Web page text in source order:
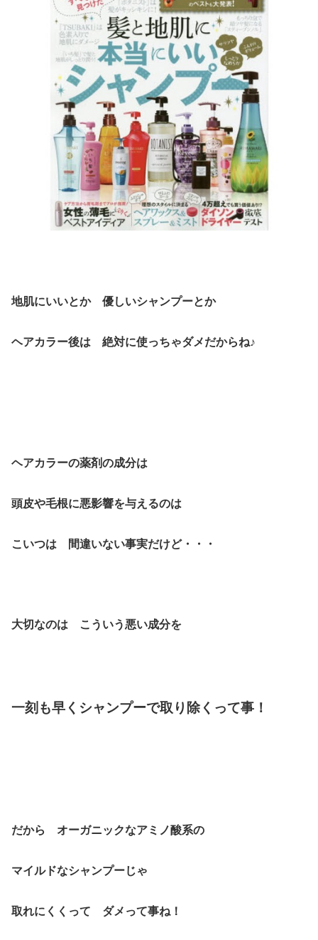
地肌にいいとか 優しいシャンプーとか
ヘアカラー後は 絶対に使っちゃダメだからね♪
ヘアカラーの薬剤の成分は
頭皮や毛根に悪影響を与えるのは
こいつは 間違いない事実だけど・・・
大切なのは こういう悪い成分を
一刻も早くシャンプーで取り除くって事！
だから オーガニックなアミノ酸系の
マイルドなシャンプーじゃ
取れにくくって ダメって事ね！